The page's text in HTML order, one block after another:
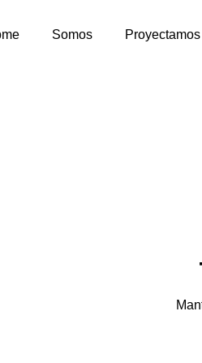
Somos Proyectamos